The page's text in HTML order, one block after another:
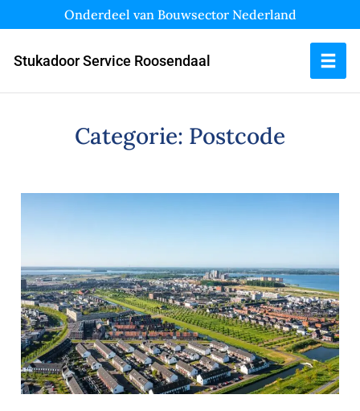
Onderdeel van Bouwsector Nederland
Stukadoor Service Roosendaal
Categorie: Postcode